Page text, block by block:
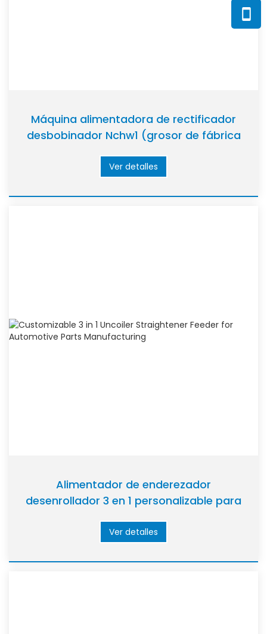
Máquina alimentadora de rectificador
desbobinador Nchw1 (grosor de fábrica
Ver detalles
Alimentador de enderezador
desenrollador 3 en 1 personalizable para
Ver detalles